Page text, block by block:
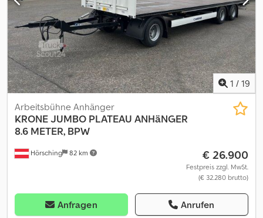
abschließbar, verstärktes Stützrad..... Verkauf rund um die Uhr über
unseren Onlineshop auf trailershop Verkauf telefonische
Bestellannahme : MO. - FR. 08. 00 - 12. 30 UHR & 14. 00 - 18. 00 UHR
Cjdpfszm Rd Rjx Aptjha oder rund um die Uhr über unseren
Onlineshop auf trailershop de Inhalt und Bilder unterliegen dem
Urheberrecht - Logos Markenschutz 07/26
1 / 19
Hörsching 82 km
Arbeitsbühne Anhänger
KRONEJUMBO PLATEAU ANHäNGER
8.6 METER, BPW
€ 26.900
Festpreis zzgl. MwSt.
(€ 32.280 brutto)
Anfragen Anrufen